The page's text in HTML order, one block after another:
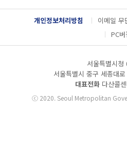
g
l
e
개인정보처리방침 이메일 무
PC버
서울특별시청
서울특별시 중구 세종대
대표전화 다산콜
ⓒ2020. Seoul Metropolitan